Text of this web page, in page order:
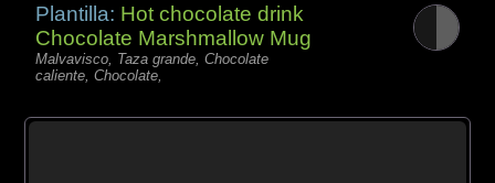
Plantilla: Hot chocolate drink
Chocolate Marshmallow Mug
Malvavisco, Taza grande, Chocolate
caliente, Chocolate,